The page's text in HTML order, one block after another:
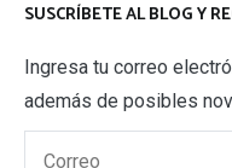
SUSCRÍBETE AL BLOG Y
Ingresa tu correo
además de posibles